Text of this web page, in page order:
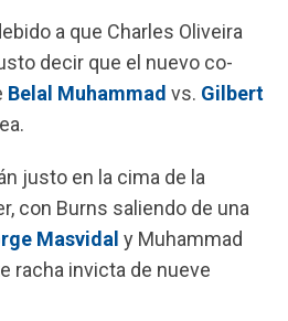
a que Charles Oliveira
decir que el nuevo co-
Belal Muhammad vs. Gilbert
justo en la cima de la
con Burns saliendo de una
Masvidal y Muhammad
racha invicta de nueve